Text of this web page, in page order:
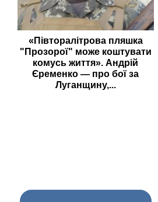
«Півторалітрова пляшка
"Прозорої" може коштувати
комусь життя». Андрій
Єременко — про бої за
Луганщину,...